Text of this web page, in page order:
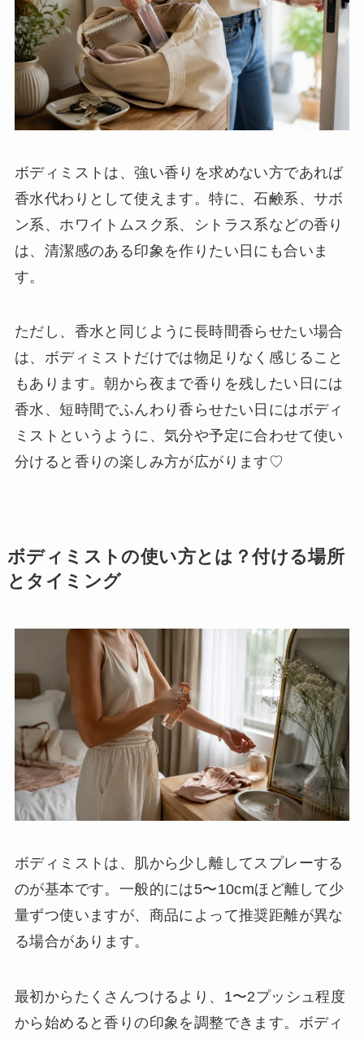
ボディミストは、強い香りを求めない方であれば
香水代わりとして使えます。特に、石鹸系、サボ
ン系、ホワイトムスク系、シトラス系などの香り
は、清潔感のある印象を作りたい日にも合いま
す。
ただし、香水と同じように長時間香らせたい場合
は、ボディミストだけでは物足りなく感じること
もあります。朝から夜まで香りを残したい日には
香水、短時間でふんわり香らせたい日にはボディ
ミストというように、気分や予定に合わせて使い
分けると香りの楽しみ方が広がります♡
ボディミストの使い方とは？付ける場所
とタイミング
ボディミストは、肌から少し離してスプレーする
のが基本です。一般的には5〜10cmほど離して少
量ずつ使いますが、商品によって推奨距離が異な
る場合があります。
最初からたくさんつけるより、1〜2プッシュ程度
から始めると香りの印象を調整できます。ボディ